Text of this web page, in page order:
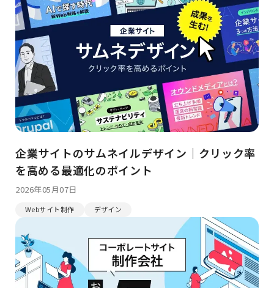
企業サイトのサムネイルデザイン｜クリック率
を高める最適化のポイント
2026年05月07日
Webサイト制作 デザイン